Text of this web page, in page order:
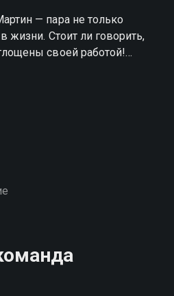
— пара не только
жизни. Стоит ли говорить,
своей работой!
начинаются сложные
сериала Хаос вы
в хорошем HD